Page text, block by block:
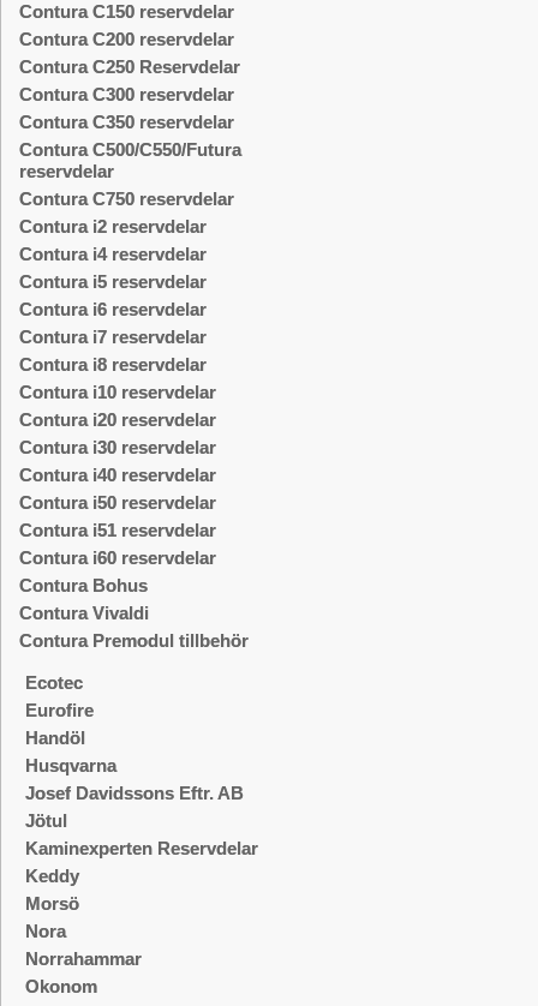
Contura C150 reservdelar
Contura C200 reservdelar
Contura C250 Reservdelar
Contura C300 reservdelar
Contura C350 reservdelar
Contura C500/C550/Futura
reservdelar
Contura C750 reservdelar
Contura i2 reservdelar
Contura i4 reservdelar
Contura i5 reservdelar
Contura i6 reservdelar
Contura i7 reservdelar
Contura i8 reservdelar
Contura i10 reservdelar
Contura i20 reservdelar
Contura i30 reservdelar
Contura i40 reservdelar
Contura i50 reservdelar
Contura i51 reservdelar
Contura i60 reservdelar
Contura Bohus
Contura Vivaldi
Contura Premodul tillbehör
Ecotec
Eurofire
Handöl
Husqvarna
Josef Davidssons Eftr. AB
Jötul
Kaminexperten Reservdelar
Keddy
Morsö
Nora
Norrahammar
Okonom